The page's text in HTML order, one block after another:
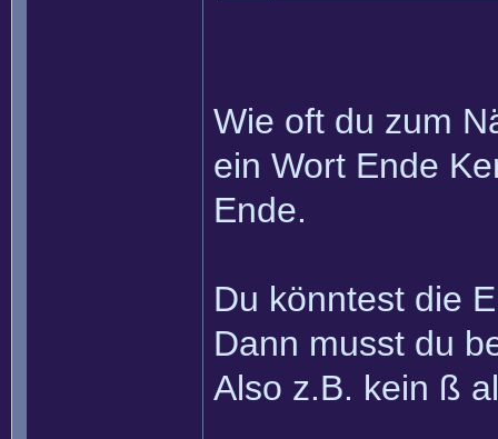
Wie oft du zum
ein Wort Ende
Ende.
Du könntest die
Dann musst du
Also z.B. kein ß